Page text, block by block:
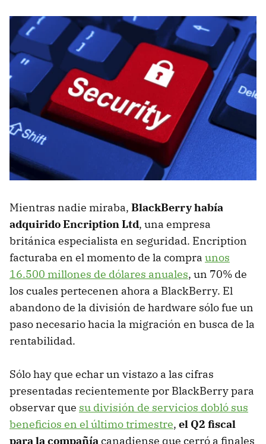
Mientras nadie miraba, BlackBerry había
adquirido Encription Ltd, una empresa
británica especialista en seguridad. Encription
facturaba en el momento de la compra unos
16.500 millones de dólares anuales, un 70% de
los cuales pertecenen ahora a BlackBerry. El
abandono de la división de hardware sólo fue un
paso necesario hacia la migración en busca de la
rentabilidad.
Sólo hay que echar un vistazo a las cifras
presentadas recientemente por BlackBerry para
observar que su división de servicios dobló sus
beneficios en el último trimestre, el Q2 fiscal
para la compañíacanadiense que cerró a finales